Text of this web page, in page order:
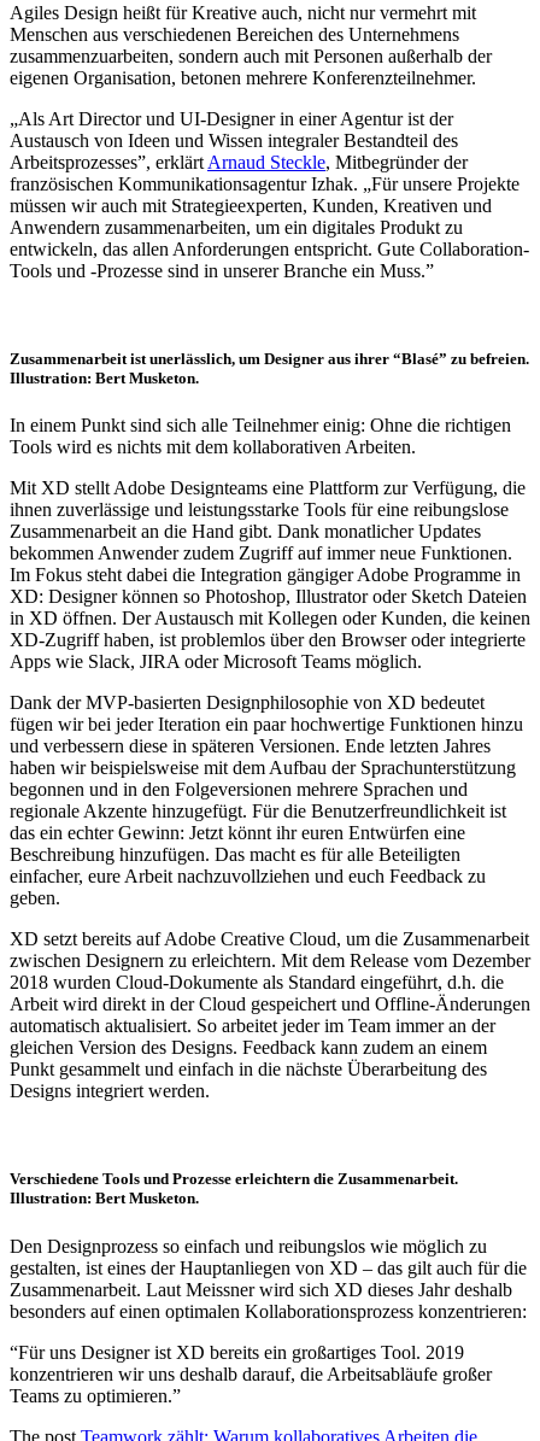
Agiles Design heißt für Kreative auch, nicht nur vermehrt mit
Menschen aus verschiedenen Bereichen des Unternehmens
zusammenzuarbeiten, sondern auch mit Personen außerhalb der
eigenen Organisation, betonen mehrere Konferenzteilnehmer.
„Als Art Director und UI-Designer in einer Agentur ist der
Austausch von Ideen und Wissen integraler Bestandteil des
Arbeitsprozesses”, erklärt Arnaud Steckle, Mitbegründer der
französischen Kommunikationsagentur Izhak. „Für unsere Projekte
müssen wir auch mit Strategieexperten, Kunden, Kreativen und
Anwendern zusammenarbeiten, um ein digitales Produkt zu
entwickeln, das allen Anforderungen entspricht. Gute Collaboration-
Tools und -Prozesse sind in unserer Branche ein Muss.”
Zusammenarbeit ist unerlässlich, um Designer aus ihrer “Blasé” zu befreien.
Illustration: Bert Musketon.
In einem Punkt sind sich alle Teilnehmer einig: Ohne die richtigen
Tools wird es nichts mit dem kollaborativen Arbeiten.
Mit XD stellt Adobe Designteams eine Plattform zur Verfügung, die
ihnen zuverlässige und leistungsstarke Tools für eine reibungslose
Zusammenarbeit an die Hand gibt. Dank monatlicher Updates
bekommen Anwender zudem Zugriff auf immer neue Funktionen.
Im Fokus steht dabei die Integration gängiger Adobe Programme in
XD: Designer können so Photoshop, Illustrator oder Sketch Dateien
in XD öffnen. Der Austausch mit Kollegen oder Kunden, die keinen
XD-Zugriff haben, ist problemlos über den Browser oder integrierte
Apps wie Slack, JIRA oder Microsoft Teams möglich.
Dank der MVP-basierten Designphilosophie von XD bedeutet
fügen wir bei jeder Iteration ein paar hochwertige Funktionen hinzu
und verbessern diese in späteren Versionen. Ende letzten Jahres
haben wir beispielsweise mit dem Aufbau der Sprachunterstützung
begonnen und in den Folgeversionen mehrere Sprachen und
regionale Akzente hinzugefügt. Für die Benutzerfreundlichkeit ist
das ein echter Gewinn: Jetzt könnt ihr euren Entwürfen eine
Beschreibung hinzufügen. Das macht es für alle Beteiligten
einfacher, eure Arbeit nachzuvollziehen und euch Feedback zu
geben.
XD setzt bereits auf Adobe Creative Cloud, um die Zusammenarbeit
zwischen Designern zu erleichtern. Mit dem Release vom Dezember
2018 wurden Cloud-Dokumente als Standard eingeführt, d.h. die
Arbeit wird direkt in der Cloud gespeichert und Offline-Änderungen
automatisch aktualisiert. So arbeitet jeder im Team immer an der
gleichen Version des Designs. Feedback kann zudem an einem
Punkt gesammelt und einfach in die nächste Überarbeitung des
Designs integriert werden.
Verschiedene Tools und Prozesse erleichtern die Zusammenarbeit.
Illustration: Bert Musketon.
Den Designprozess so einfach und reibungslos wie möglich zu
gestalten, ist eines der Hauptanliegen von XD – das gilt auch für die
Zusammenarbeit. Laut Meissner wird sich XD dieses Jahr deshalb
besonders auf einen optimalen Kollaborationsprozess konzentrieren:
“Für uns Designer ist XD bereits ein großartiges Tool. 2019
konzentrieren wir uns deshalb darauf, die Arbeitsabläufe großer
Teams zu optimieren.”
The post Teamwork zählt: Warum kollaboratives Arbeiten die